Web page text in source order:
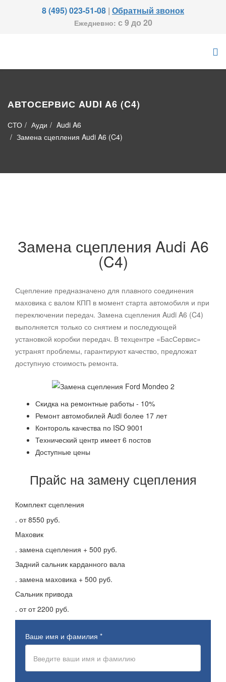
8 (495) 023-51-08 | Обратный звонок
Ежедневно: с 9 до 20
АВТОСЕРВИС AUDI A6 (C4)
СТО Ауди
Audi A6
Замена сцепления Audi A6 (C4)
Замена сцепления Audi A6
(C4)
Сцепление предназначено для плавного соединения
маховика с валом КПП в момент старта автомобиля и при
переключении передач. Замена сцепления Audi A6 (C4)
выполняется только со снятием и последующей
установкой коробки передач. В техцентре «БасСервис»
устранят проблемы, гарантируют качество, предложат
доступную стоимость ремонта.
Скидка на ремонтные работы - 10%
Ремонт автомобилей Audi более 17 лет
Контороль качества по ISO 9001
Технический центр имеет 6 постов
Доступные цены
Прайс назамену сцепления
Комплект сцепления
. от 8550 руб.
Маховик
. замена сцепления + 500 руб.
Задний сальник карданного вала
. замена маховика + 500 руб.
Сальник привода
. отот 2200 руб.
Ваше имя и фамилия *